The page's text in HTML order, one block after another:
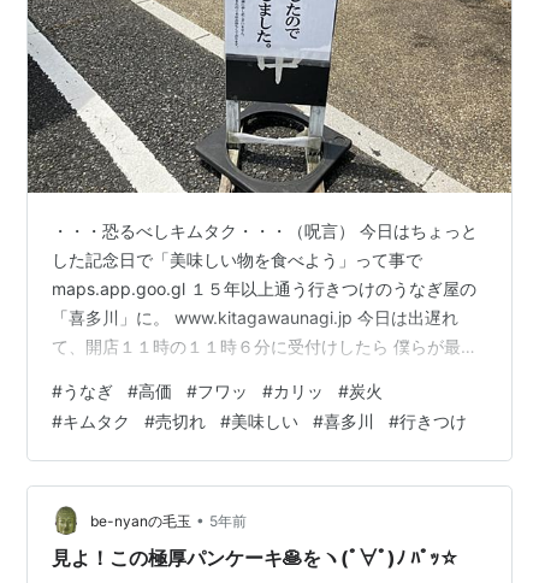
・・・恐るべしキムタク・・・（呪言） 今日はちょっと
した記念日で「美味しい物を食べよう」って事で
maps.app.goo.gl １５年以上通う行きつけのうなぎ屋の
「喜多川」に。 www.kitagawaunagi.jp 今日は出遅れ
て、開店１１時の１１時６分に受付けしたら 僕らが最後
ずにお昼の分が売切れで受付け終了です。 確かに前回は
開店３０分前には来たよね・・・（ーー；） この時間も
当てにならず、結局食べれたのは１時半でした（ー
ー；） つまり受付けてから食べるまで２時間半待
ち。。。 本当、伊藤英明は余分な事してくれた。 ここ、
映画の撮影と…
#うなぎ #高価 #フワッ #カリッ #炭火
#キムタク #売切れ #美味しい #喜多川 #行きつけ
be-nyanの毛玉 • 5年前
見よ！この極厚パンケーキ🥞をヽ(ﾟ∀ﾟ)ﾉ ﾊﾟｯ☆